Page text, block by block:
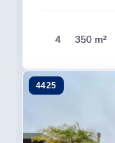
4 350 m²
4425